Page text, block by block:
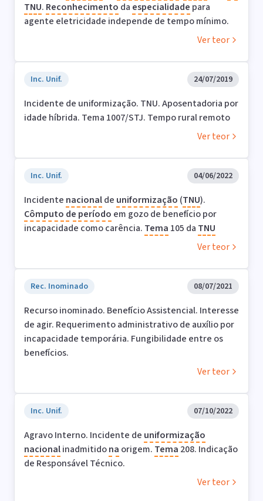
TNU. Reconhecimento da especialidade para
agente eletricidade independe de tempo mínimo.
Ver teor
Inc. Unif. 24/07/2019
Incidente de uniformização. TNU. Aposentadoria por
idade híbrida. Tema 1007/STJ. Tempo rural remoto
Ver teor
Inc. Unif. 04/06/2022
Incidente nacionalde uniformização (TNU).
Cômputo de período em gozo de benefício por
incapacidade como carência. Tema 105 da TNU
Ver teor
Rec. Inominado 08/07/2021
Recurso inominado. Benefício Assistencial. Interesse
de agir. Requerimento administrativo de auxílio por
incapacidade temporária. Fungibilidade entre os
benefícios.
Ver teor
Inc. Unif. 07/10/2022
Agravo Interno. Incidente de uniformização
nacionalinadmitidona origem. Tema 208. Indicação
de Responsável Técnico.
Ver teor